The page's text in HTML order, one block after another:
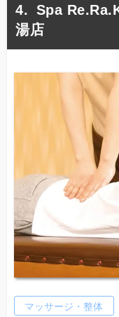
Spa
湯店
マッサージ・整体